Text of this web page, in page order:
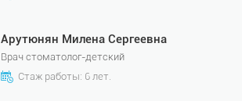
Арутюнян Милена Сергеевна
Врач стоматолог-детский
Стаж работы: 6 лет.